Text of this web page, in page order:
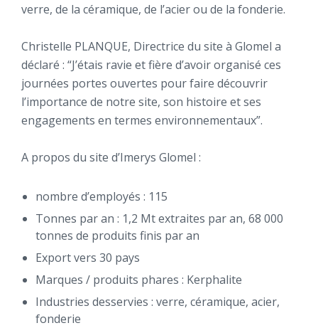
verre, de la céramique, de l’acier ou de la fonderie.
Christelle PLANQUE, Directrice du site à Glomel a
déclaré : “J’étais ravie et fière d’avoir organisé ces
journées portes ouvertes pour faire découvrir
l’importance de notre site, son histoire et ses
engagements en termes environnementaux”.
A propos du site d’Imerys Glomel :
nombre d’employés : 115
Tonnes par an : 1,2 Mt extraites par an, 68 000
tonnes de produits finis par an
Export vers 30 pays
Marques / produits phares : Kerphalite
Industries desservies : verre, céramique, acier,
fonderie